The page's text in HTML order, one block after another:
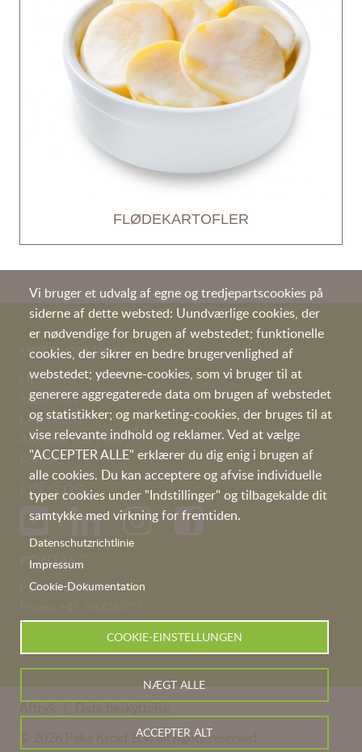
FLØDEKARTOFLER
Vi bruger et udvalg af egne og tredjepartscookies på
siderne af dette websted: Uundværlige cookies, der
er nødvendige for brugen af webstedet; funktionelle
cookies, der sikrer en bedre brugervenlighed af
webstedet; ydeevne-cookies, som vi bruger til at
generere aggregaterede data om brugen af webstedet
og statistikker; og marketing-cookies, der bruges til at
vise relevante indhold og reklamer. Ved at vælge
"ACCEPTER ALLE" erklærer du dig enig i brugen af
alle cookies. Du kan acceptere og afvise individuelle
typer cookies under "Indstillinger" og tilbagekalde dit
samtykke med virkning for fremtiden.
Datenschutzrichtlinie
Impressum
Cookie-Dokumentation
COOKIE-EINSTELLUNGEN
NÆGT ALLE
ACCEPTER ALT
MEER OM PEKA
Opskrifter
mage film
Certifikater
Arbejder hos Peka
Kontakt
FØLG OS
KONTAKT
Peka Kroef B.V
denmark@pekakroef.com
Aftryk
Data beskyttelse
© 2026 Peka Kroef B.V. all rights reserved